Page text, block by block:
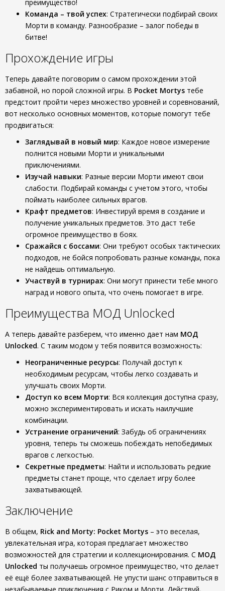
преимущество!
Команда – твой успех: Стратегически подбирай своих
Морти в команду. Разнообразие – залог победы в
битве!
Прохождение игры
Теперь давайте поговорим о самом прохождении этой
забавной, но порой сложной игры. В Pocket Mortys тебе
предстоит пройти через множество уровней и соревнований,
вот несколько основных моментов, которые помогут тебе
продвигаться:
Заглядывай в новый мир: Каждое новое измерение
полнится новыми Морти и уникальными
приключениями.
Изучай навыки: Разные версии Морти имеют свои
слабости. Подбирай команды с учетом этого, чтобы
поймать наиболее сильных врагов.
Крафт предметов: Инвестируй время в создание и
получение уникальных предметов. Это даст тебе
огромное преимущество в боях.
Сражайся с боссами: Они требуют особых тактических
подходов, не бойся попробовать разные команды, пока
не найдешь оптимальную.
Участвуй в турнирах: Они могут принести тебе много
наград и нового опыта, что очень помогает в игре.
Преимущества МОД Unlocked
А теперь давайте разберем, что именно дает нам МОД
Unlocked. С таким модом у тебя появится возможность:
Неограниченные ресурсы: Получай доступ к
необходимым ресурсам, чтобы легко создавать и
улучшать своих Морти.
Доступ ко всем Морти: Вся коллекция доступна сразу,
можно экспериментировать и искать наилучшие
комбинации.
Устранение ограничений: Забудь об ограничениях
уровня, теперь ты сможешь побеждать непобедимых
врагов с легкостью.
Секретные предметы: Найти и использовать редкие
предметы станет проще, что сделает игру более
захватывающей.
Заключение
В общем, Rick and Morty: Pocket Mortys – это веселая,
увлекательная игра, которая предлагает множество
возможностей для стратегии и коллекционирования. С МОД
Unlocked ты получаешь огромное преимущество, что делает
её ещё более захватывающей. Не упусти шанс отправиться в